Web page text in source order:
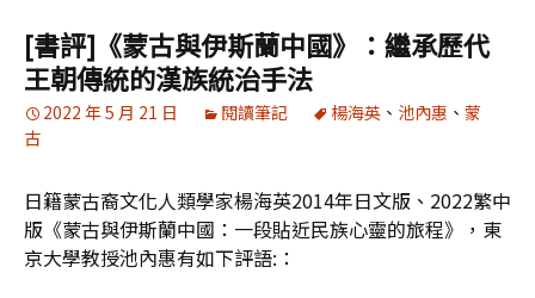
[書評]《蒙古與伊斯蘭中國》：繼承歷代
王朝傳統的漢族統治手法
2022 年 5 月 21 日 閱讀筆記 楊海英 、 池內惠 、 蒙
古
日籍蒙古裔文化人類學家楊海英2014年日文版、2022繁中
版《蒙古與伊斯蘭中國：一段貼近民族心靈的旅程》，東
京大學教授池內惠有如下評語:：